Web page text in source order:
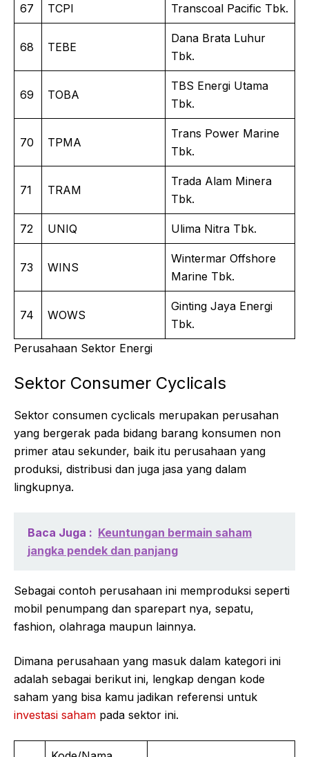
67 TCPI Transcoal Pacific Tbk.
68 TEBE
Dana Brata Luhur
Tbk.
69 TOBA
TBS Energi Utama
Tbk.
70 TPMA
Trans Power Marine
Tbk.
71 TRAM
Trada Alam Minera
Tbk.
72 UNIQ Ulima Nitra Tbk.
73 WINS
Wintermar Offshore
Marine Tbk.
74 WOWS
Ginting Jaya Energi
Tbk.
Perusahaan Sektor Energi
Sektor Consumer Cyclicals
Sektor consumen cyclicals merupakan perusahan
yang bergerak pada bidang barang konsumen non
primer atau sekunder, baik itu perusahaan yang
produksi, distribusi dan juga jasa yang dalam
lingkupnya.
Baca Juga : Keuntungan bermain saham
jangka pendek dan panjang
Sebagai contoh perusahaan ini memproduksi seperti
mobil penumpang dan sparepart nya, sepatu,
fashion, olahraga maupun lainnya.
Dimana perusahaan yang masuk dalam kategori ini
adalah sebagai berikut ini, lengkap dengan kode
saham yang bisa kamu jadikan referensi untuk
investasi saham pada sektor ini.